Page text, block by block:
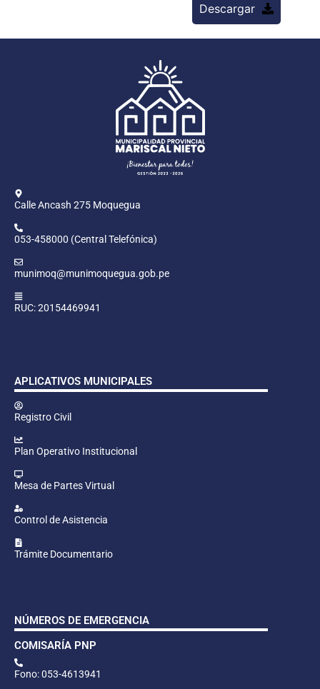
Descargar
Calle Ancash 275 Moquegua
053-458000 (Central Telefónica)
munimoq@munimoquegua.gob.pe
RUC: 20154469941
APLICATIVOS MUNICIPALES
Registro Civil
Plan Operativo Institucional
Mesa de Partes Virtual
Control de Asistencia
Trámite Documentario
NÚMEROS DE EMERGENCIA
COMISARÍA PNP
Fono: 053-4613941